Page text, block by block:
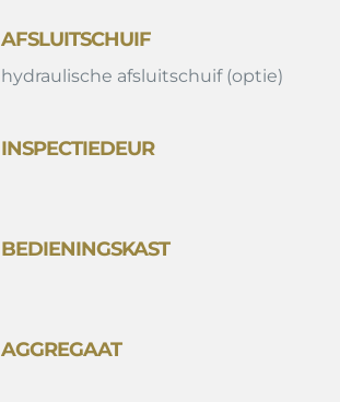
AFSLUITSCHUIF
hydraulische afsluitschuif (optie)
INSPECTIEDEUR
BEDIENINGSKAST
AGGREGAAT